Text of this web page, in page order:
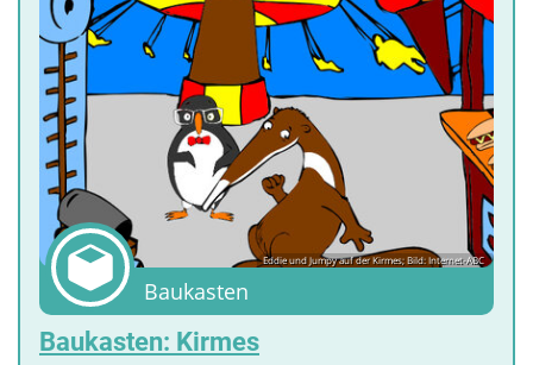
Eddie und Jumpy auf der Kirmes; Bild: Internet-ABC
Baukasten
Baukasten: Kirmes